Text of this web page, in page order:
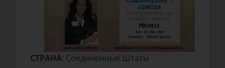
СТРАНА: Соединенные Штаты